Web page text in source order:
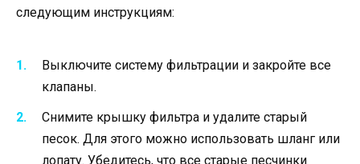
следующим инструкциям:
Выключите систему фильтрации и закройте все
клапаны.
Снимите крышку фильтра и удалите старый
песок. Для этого можно использовать шланг или
лопату. Убедитесь, что все старые песчинки